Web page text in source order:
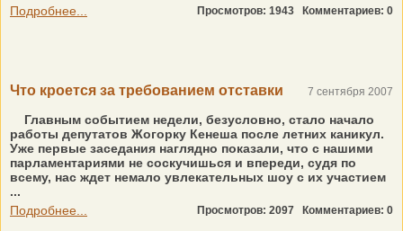
Подробнее...
Просмотров: 1943 Комментариев: 0
Что кроется за требованием отставки 7 сентября 2007
Главным событием недели, безусловно, стало начало
работы депутатов Жогорку Кенеша после летних каникул.
Уже первые заседания наглядно показали, что с нашими
парламентариями не соскучишься и впереди, судя по
всему, нас ждет немало увлекательных шоу с их участием
...
Подробнее...
Просмотров: 2097 Комментариев: 0